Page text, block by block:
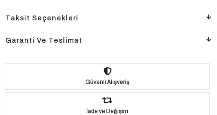
Taksit Seçenekleri
Garanti Ve Teslimat
Güvenli Alışveriş
İade ve Değişim